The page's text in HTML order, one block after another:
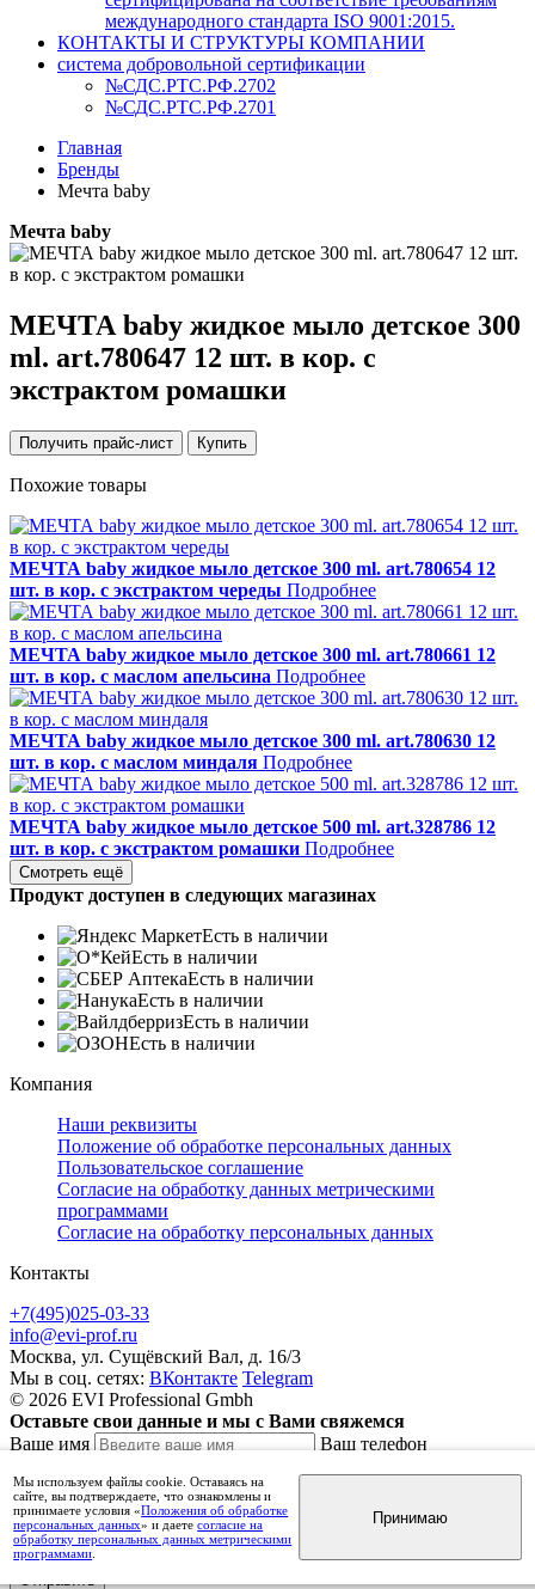
международного стандарта ISO 9001:2015.
КОНТАКТЫ И СТРУКТУРЫ КОМПАНИИ
система добровольной сертификации
№СДС.РТС.РФ.2702
№СДС.РТС.РФ.2701
Главная
Бренды
Мечта baby
Мечта baby
МЕЧТА baby жидкое мыло детское 300
ml. art.780647 12 шт. в кор. с
экстрактом ромашки
Получить прайс-лист Купить
Похожие товары
МЕЧТА baby жидкое мыло детское 300 ml. art.780654 12
шт. в кор. с экстрактом череды Подробнее
МЕЧТА baby жидкое мыло детское 300 ml. art.780661 12
шт. в кор. с маслом апельсина Подробнее
МЕЧТА baby жидкое мыло детское 300 ml. art.780630 12
шт. в кор. с маслом миндаля Подробнее
МЕЧТА baby жидкое мыло детское 500 ml. art.328786 12
шт. в кор. с экстрактом ромашки Подробнее
Смотреть ещё
Продукт доступен в следующих магазинах
Есть в наличии
Есть в наличии
Есть в наличии
Есть в наличии
Есть в наличии
Есть в наличии
Компания
Наши реквизиты
Положение об обработке персональных данных
Пользовательское соглашение
Согласие на обработку данных метрическими
программами
Согласие на обработку персональных данных
Контакты
+7(495)025-03-33
info@evi-prof.ru
Москва, ул. Сущёвский Вал, д. 16/3
Мы в соц. сетях: ВКонтакте Telegram
© 2026 EVI Professional Gmbh
Оставьте свои данные и мы с Вами свяжемся
Ваше имя
Ваш телефон
Нажимая на кнопку «Отправить», вы даетесогласие на обработку персональных данных
Мы используем файлы cookie. Оставаясь на
сайте, вы подтверждаете, что ознакомлены и
принимаете условия «Положения об обработке
персональных данных» и даетесогласие на
обработку персональных данных метрическими
программами
Принимаю